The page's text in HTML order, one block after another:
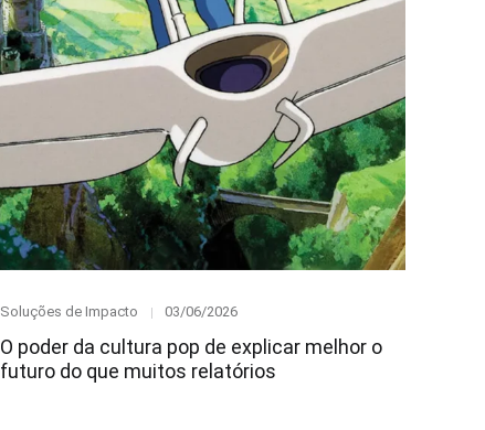
Category
Soluções de Impacto
Posted
03/06/2026
O poder da cultura pop de explicar melhor o
futuro do que muitos relatórios